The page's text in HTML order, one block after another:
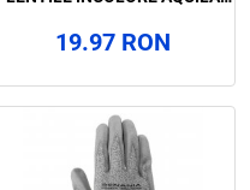
19.97 RON